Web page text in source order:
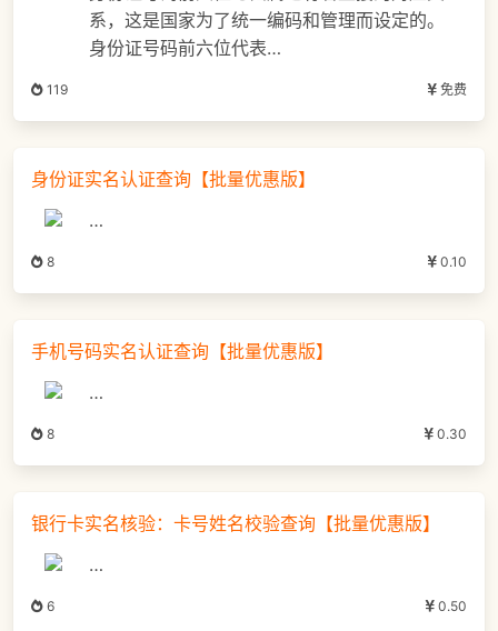
系，这是国家为了统一编码和管理而设定的。
身份证号码前六位代表…
119 免费
身份证实名认证查询【批量优惠版】
…
8 0.10
手机号码实名认证查询【批量优惠版】
…
8 0.30
银行卡实名核验：卡号姓名校验查询【批量优惠版】
…
6 0.50